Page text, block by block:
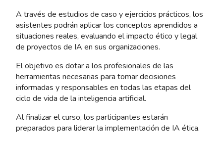
A través de estudios de caso y ejercicios prácticos, los
asistentes podrán aplicar los conceptos aprendidos a
situaciones reales, evaluando el impacto ético y legal
de proyectos de IA en sus organizaciones.
El objetivo es dotar a los profesionales de las
herramientas necesarias para tomar decisiones
informadas y responsables en todas las etapas del
ciclo de vida de la inteligencia artificial.
Al finalizar el curso, los participantes estarán
preparados para liderar la implementación de IA ética.